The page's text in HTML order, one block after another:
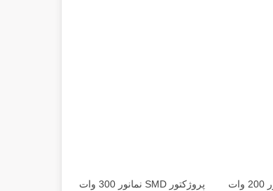
پروژکتور SMD نمانور 200 وات
پروژکتور SMD نمانور 300 وات